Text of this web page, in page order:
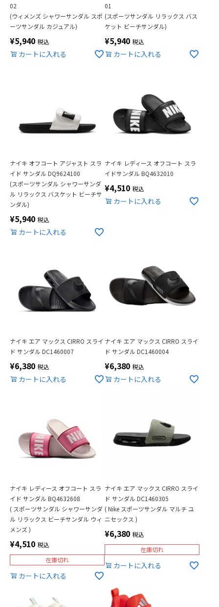
02
(ウィメンズ シャワーサンダル スポ
ーツサンダル カジュアル)
¥5,940 税込
カートに入れる
01
(スポーツサンダル リラックス バス
ケット ビーチサンダル)
¥5,940 税込
カートに入れる
ナイキ オフコート アジャスト スラ
イド サンダル DQ9624100
(スポーツサンダル シャワーサンダ
ル リラックス バスケット ビーチサ
ンダル)
¥5,940 税込
カートに入れる
ナイキ レディース オフコート スラ
イドサンダル BQ4632010
¥4,510 税込
カートに入れる
ナイキ エア マックス CIRRO スライ
ド サンダル DC1460007
¥6,380 税込
カートに入れる
ナイキ エア マックス CIRRO スライ
ド サンダル DC1460004
¥6,380 税込
カートに入れる
ナイキ レディース オフコート スラ
イド サンダル BQ4632608
( スポーツサンダル シャワーサンダ
ル リラックス ビーチサンダル ウィ
メンズ )
¥4,510 税込
在庫切れ
カートに入れる
ナイキ エア マックス CIRRO スライ
ド サンダル DC1460305
( Nike スポーツサンダル マルチ ユ
ニセックス )
¥6,380 税込
在庫切れ
カートに入れる